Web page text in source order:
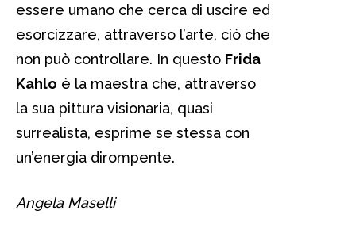
essere umano che cerca di uscire ed
esorcizzare, attraverso l’arte, ciò che
non può controllare. In questo Frida
Kahlo è la maestra che, attraverso
la sua pittura visionaria, quasi
surrealista, esprime se stessa con
un’energia dirompente.
Angela Maselli